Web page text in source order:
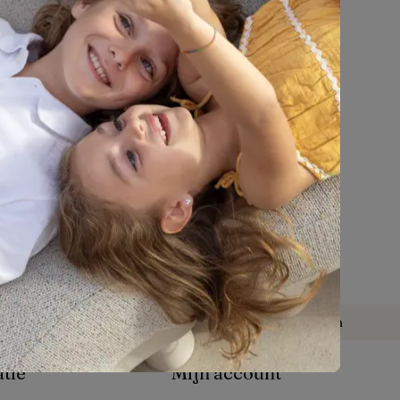
weer overdekt te plaatsen voor extra
bescherming.
Nee
3 jaar garantie
Groen
Heritage Leaf
Parasols Accessoires
tot
zaterdag:
Kom langs
Onze tuinmeubelexperts staan je bij in
een van onze 36 showrooms
het jou past Complete service tot in je tuin
Mijn account